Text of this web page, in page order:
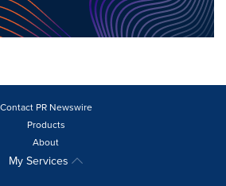
Contact PR Newswire
Products
About
My Services